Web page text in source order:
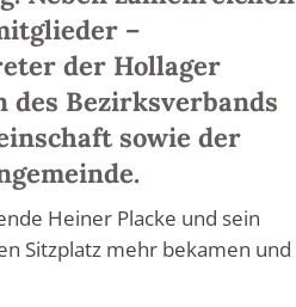
–
der Hollager
des Bezirksverbands
sowie der
Heiner Placke und sein
Sitzplatz mehr bekamen und